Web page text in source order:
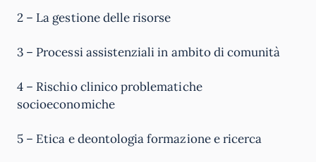
2 – La gestione delle risorse
3 – Processi assistenziali in ambito di comunità
4 – Rischio clinico problematiche
socioeconomiche
5 – Etica e deontologia formazione e ricerca